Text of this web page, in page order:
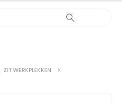
ZIT WERKPLEKKEN